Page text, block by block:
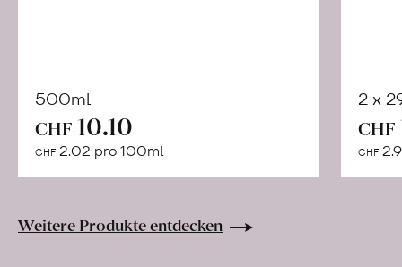
500ml
CHF 10.10
CHF 2.02 pro 100ml
Warenkorb
2 x
CHF
CHF
Weitere Produkte entdecken